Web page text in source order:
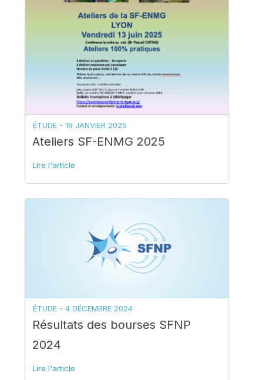
ÉTUDE - 19 JANVIER 2025
Ateliers SF-ENMG 2025
Lire l'article
ÉTUDE - 4 DÉCEMBRE 2024
Résultats des bourses SFNP
2024
Lire l'article